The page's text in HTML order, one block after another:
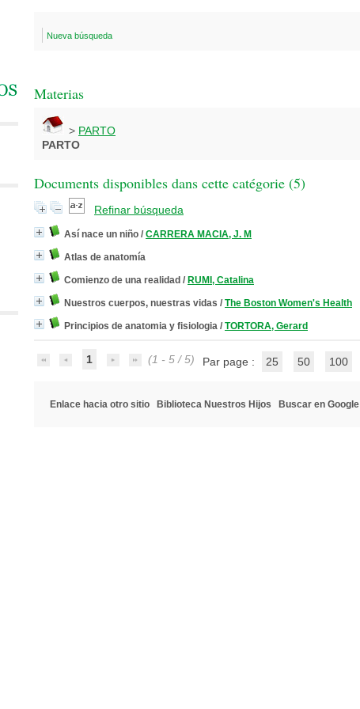
Nueva búsqueda
Materias
> PARTO
PARTO
Documents disponibles dans cette catégorie (5)
Refinar búsqueda
Así nace un niño / CARRERA MACIA, J. M
Atlas de anatomía
Comienzo de una realidad / RUMI, Catalina
Nuestros cuerpos, nuestras vidas / The Boston Women's Health
Principios de anatomia y fisiologia / TORTORA, Gerard
1 (1 - 5 / 5) Par page : 25 50 100
Enlace hacia otro sitio Biblioteca Nuestros Hijos Buscar en Google